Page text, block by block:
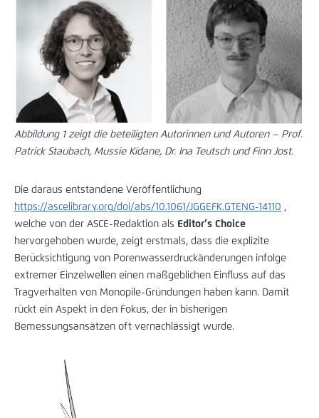
Abbildung 1 zeigt die beteiligten Autorinnen und Autoren – Prof.
Patrick Staubach, Mussie Kidane, Dr. Ina Teutsch und Finn Jost.
Die daraus entstandene Veröffentlichung
https://ascelibrary.org/doi/abs/10.1061/JGGEFK.GTENG-14110 ,
welche von der ASCE-Redaktion als Editor’s Choice
hervorgehoben wurde, zeigt erstmals, dass die explizite
Berücksichtigung von Porenwasserdruckänderungen infolge
extremer Einzelwellen einen maßgeblichen Einfluss auf das
Tragverhalten von Monopile-Gründungen haben kann. Damit
rückt ein Aspekt in den Fokus, der in bisherigen
Bemessungsansätzen oft vernachlässigt wurde.